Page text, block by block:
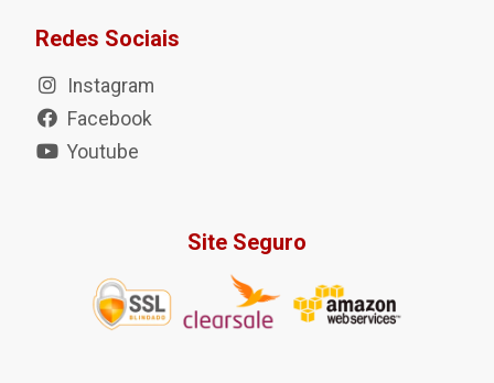
Redes Sociais
Instagram
Facebook
Youtube
Site Seguro